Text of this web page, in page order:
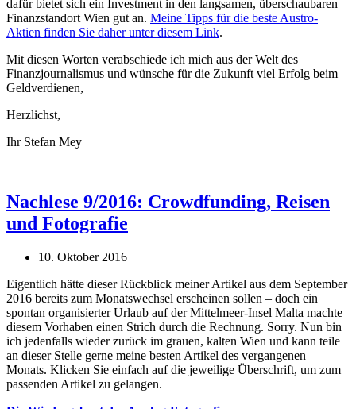
dafür bietet sich ein Investment in den langsamen, überschaubaren
Finanzstandort Wien gut an. Meine Tipps für die beste Austro-
Aktien finden Sie daher unter diesem Link.
Mit diesen Worten verabschiede ich mich aus der Welt des
Finanzjournalismus und wünsche für die Zukunft viel Erfolg beim
Geldverdienen,
Herzlichst,
Ihr Stefan Mey
Nachlese 9/2016: Crowdfunding, Reisen
und Fotografie
10. Oktober 2016
Eigentlich hätte dieser Rückblick meiner Artikel aus dem September
2016 bereits zum Monatswechsel erscheinen sollen – doch ein
spontan organisierter Urlaub auf der Mittelmeer-Insel Malta machte
diesem Vorhaben einen Strich durch die Rechnung. Sorry. Nun bin
ich jedenfalls wieder zurück im grauen, kalten Wien und kann teile
an dieser Stelle gerne meine besten Artikel des vergangenen
Monats. Klicken Sie einfach auf die jeweilige Überschrift, um zum
passenden Artikel zu gelangen.